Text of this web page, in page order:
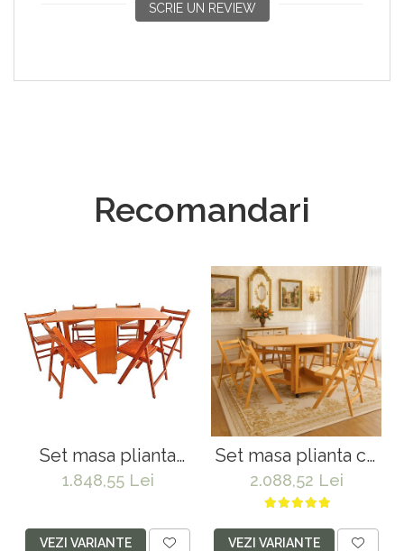
SCRIE UN REVIEW
Recomandari
Set masa plianta
MD1, bucatarie si
rotunjite, 6
1.848,55 Lei
VEZI VARIANTE
Set masa plianta cu
spatiu depozitare
Util, pentru living si
structura lemn
2.088,52 Lei
VEZI VARIANTE